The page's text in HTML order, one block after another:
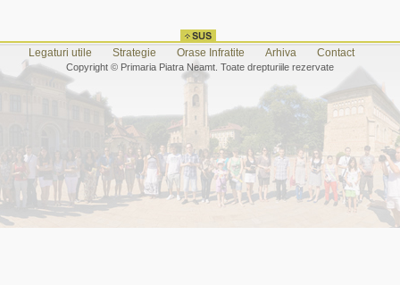
Legaturi utile Strategie Orase Infratite Arhiva Contact
Copyright © Primaria Piatra Neamt. Toate drepturiile rezervate